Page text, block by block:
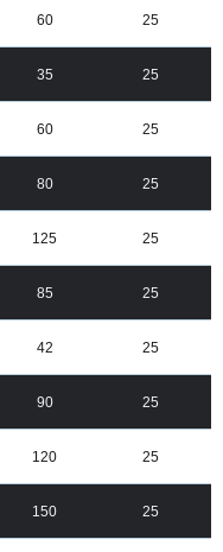
60 25
35 25
60 25
80 25
125 25
85 25
42 25
90 25
120 25
150 25